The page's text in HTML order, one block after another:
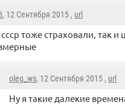
, 12 Сентября 2015 , url
ссср тоже страховали, так
oleg_ws, 12 Сентября 2015 , url
Ну я такие далекие